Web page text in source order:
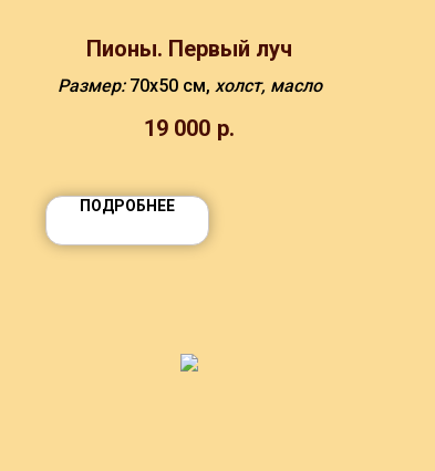
Пионы. Первый луч
Размер: 70х50 см, холст, масло
19 000 р.
ПОДРОБНЕЕ